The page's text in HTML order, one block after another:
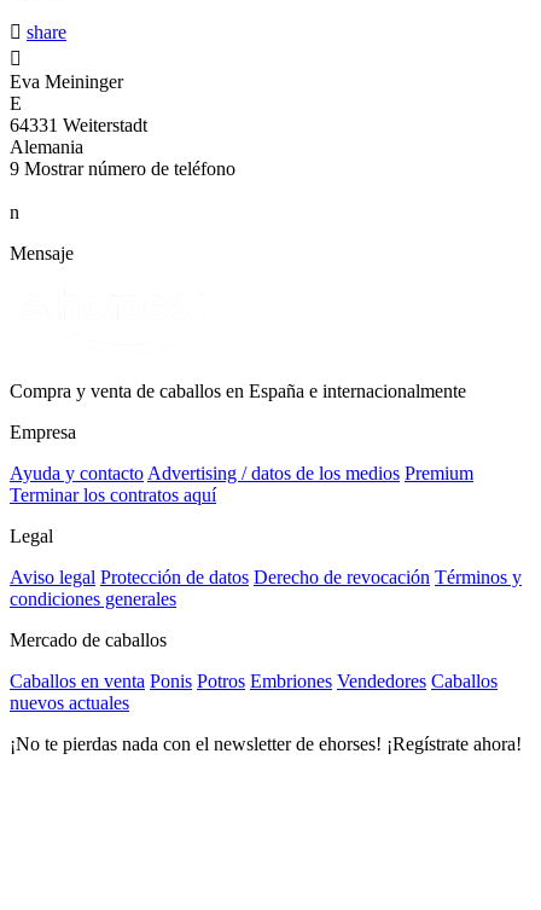
 share

Eva Meininger
E
64331 Weiterstadt
Alemania
9 Mostrar número de teléfono
n
Mensaje
Compra y venta de caballos en España e internacionalmente
Empresa
Ayuda y contacto Advertising / datos de los medios Premium
Terminar los contratos aquí
Legal
Aviso legal Protección de datos Derecho de revocación Términos y
condiciones generales
Mercado de caballos
Caballos en venta Ponis Potros Embriones Vendedores Caballos
nuevos actuales
¡No te pierdas nada con el newsletter de ehorses! ¡Regístrate ahora!